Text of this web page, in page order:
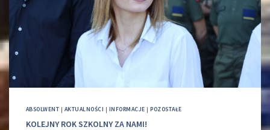
ABSOLWENT | AKTUALNOŚCI | INFORMACJE |POZOSTAŁE
KOLEJNY ROK SZKOLNY ZA NAMI!